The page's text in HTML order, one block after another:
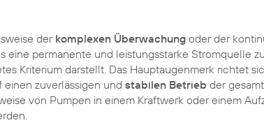
der komplexen Überwachung oder der
eine permanente und leistungsstarke Stromquelle
Kriterium darstellt. Das Hauptaugenmerk richtet
zuverlässigen und stabilen Betrieb der
von Pumpen in einem Kraftwerk oder einem